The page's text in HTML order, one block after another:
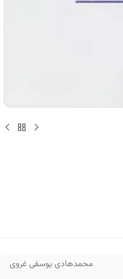
محمدهادی یوسفی غروی